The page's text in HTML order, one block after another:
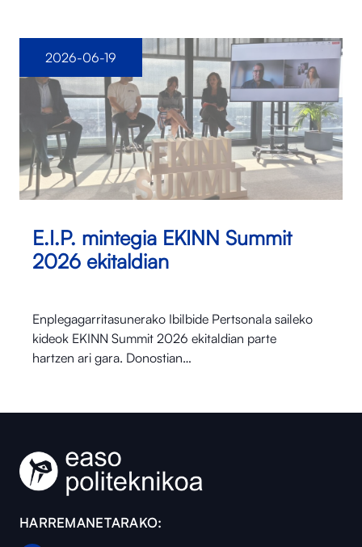
E.I.P. mintegia EKINN Summit
2026 ekitaldian
Enplegagarritasunerako Ibilbide Pertsonala saileko
kideok EKINN Summit 2026 ekitaldian parte
hartzen ari gara. Donostian…
2026-06-19
HARREMANETARAKO: